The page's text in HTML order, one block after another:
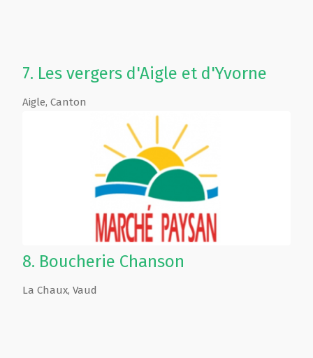
7. Les vergers d'Aigle et d'Yvorne
Aigle, Canton
8. Boucherie Chanson
La Chaux, Vaud